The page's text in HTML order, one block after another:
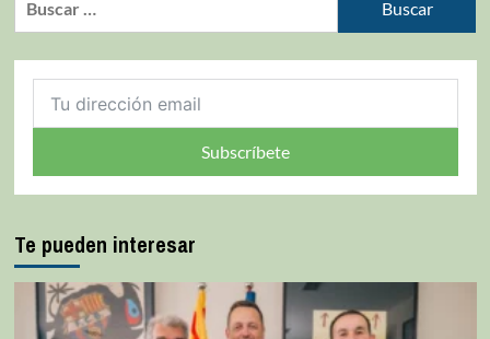
Subscríbete
Te pueden interesar